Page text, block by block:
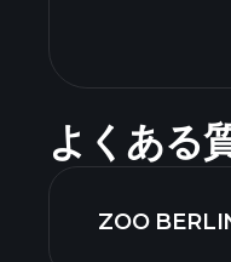
よくある
ZOO